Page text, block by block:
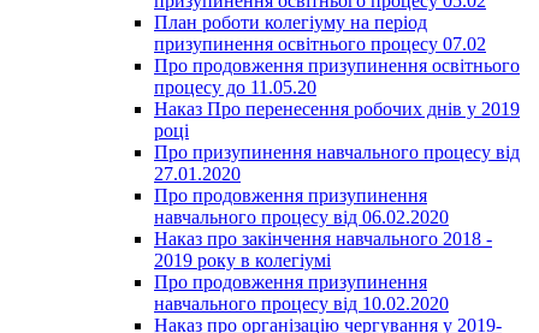
План роботи колегіуму на період
призупинення освітнього процесу 07.02
Про продовження призупинення освітнього
процесу до 11.05.20
Наказ Про перенесення робочих днів у 2019
році
Про призупинення навчального процесу від
27.01.2020
Про продовження призупинення
навчального процесу від 06.02.2020
Наказ про закінчення навчального 2018 -
2019 року в колегіумі
Про продовження призупинення
навчального процесу від 10.02.2020
Наказ про організацію чергування у 2019-